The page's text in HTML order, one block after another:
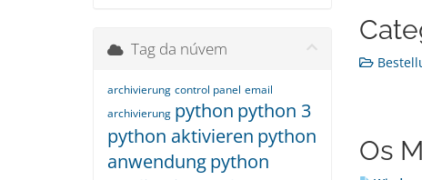
Os
Tag da núvem
archivierung control panel email
archivierung python python 3
python aktivieren python
anwendungpython